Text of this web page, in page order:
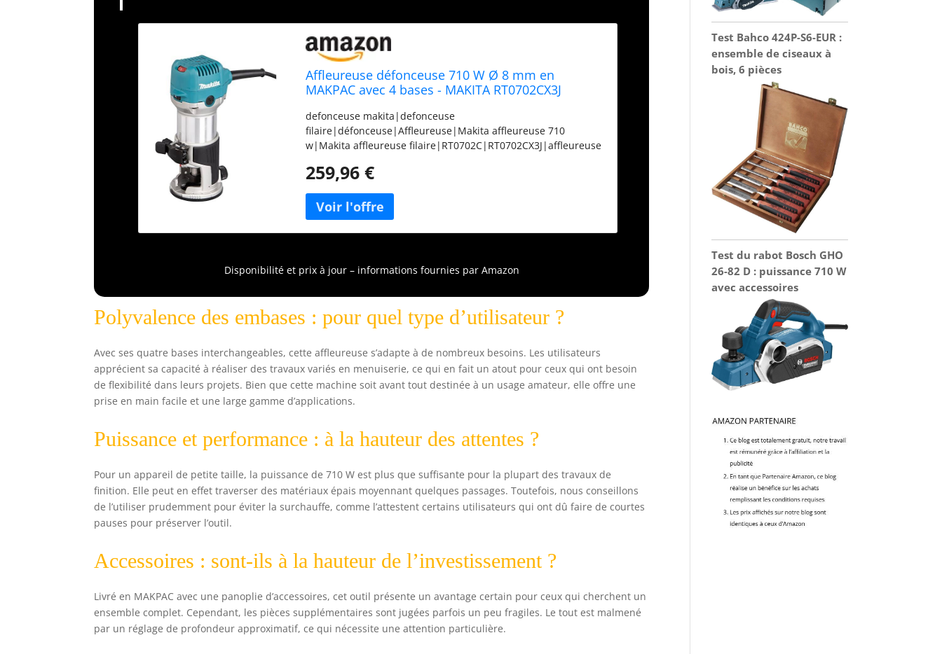
Affleureuse défonceuse 710 W Ø 8 mm en
MAKPAC avec 4 bases - MAKITA RT0702CX3J
defonceuse makita|defonceuse
filaire|défonceuse|Affleureuse|Makita affleureuse 710
w|Makita affleureuse filaire|RT0702C|RT0702CX3J|affleureuse
259,96 €
Disponibilité et prix à jour – informations fournies par Amazon
Polyvalence des embases : pour quel type d’utilisateur ?
Avec ses quatre bases interchangeables, cette affleureuse s’adapte à de nombreux besoins. Les utilisateurs
apprécient sa capacité à réaliser des travaux variés en menuiserie, ce qui en fait un atout pour ceux qui ont besoin
de flexibilité dans leurs projets. Bien que cette machine soit avant tout destinée à un usage amateur, elle offre une
prise en main facile et une large gamme d’applications.
Puissance et performance : à la hauteur des attentes ?
Pour un appareil de petite taille, la puissance de 710 W est plus que suffisante pour la plupart des travaux de
finition. Elle peut en effet traverser des matériaux épais moyennant quelques passages. Toutefois, nous conseillons
de l’utiliser prudemment pour éviter la surchauffe, comme l’attestent certains utilisateurs qui ont dû faire de courtes
pauses pour préserver l’outil.
Accessoires : sont-ils à la hauteur de l’investissement ?
Livré en MAKPAC avec une panoplie d’accessoires, cet outil présente un avantage certain pour ceux qui cherchent un
ensemble complet. Cependant, les pièces supplémentaires sont jugées parfois un peu fragiles. Le tout est malmené
par un réglage de profondeur approximatif, ce qui nécessite une attention particulière.
Test Bahco 424P-S6-EUR :
ensemble de ciseaux à
bois, 6 pièces
Test du rabot Bosch GHO
26-82 D : puissance 710 W
avec accessoires